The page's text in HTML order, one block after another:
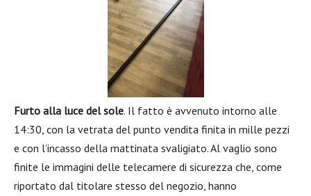
Furto alla luce del sole. Il fatto è avvenuto intorno alle
14:30, con la vetrata del punto vendita finita in mille pezzi
e con l’incasso della mattinata svaligiato. Al vaglio sono
finite le immagini delle telecamere di sicurezza che, come
riportato dal titolare stesso del negozio, hanno